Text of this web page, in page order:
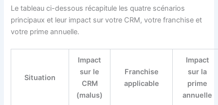
Le tableau ci-dessous récapitule les quatre scénarios
principaux et leur impact sur votre CRM, votre franchise et
votre prime annuelle.
Situation
Impact
sur le
CRM
(malus)
Franchise
applicable
Impact
sur la
prime
annuelle